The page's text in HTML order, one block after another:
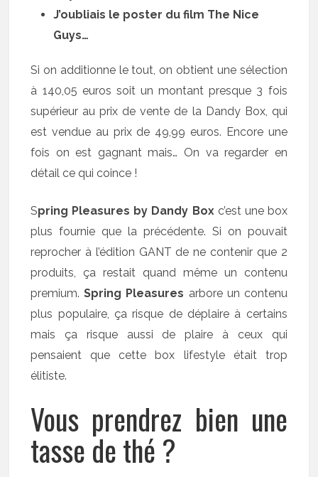
J’oubliais le poster du film The Nice
Guys…
Si on additionne le tout, on obtient une sélection
à 140,05 euros soit un montant presque 3 fois
supérieur au prix de vente de la Dandy Box, qui
est vendue au prix de 49,99 euros. Encore une
fois on est gagnant mais… On va regarder en
détail ce qui coince !
Spring Pleasures by Dandy Boxc’est une box
plus fournie que la précédente. Si on pouvait
reprocher à l’édition GANT de ne contenir que 2
produits, ça restait quand même un contenu
premium.Spring Pleasures arbore un contenu
plus populaire, ça risque de déplaire à certains
mais ça risque aussi de plaire à ceux qui
pensaient que cette box lifestyle était trop
élitiste.
Vous prendrez bien une
tasse de thé ?